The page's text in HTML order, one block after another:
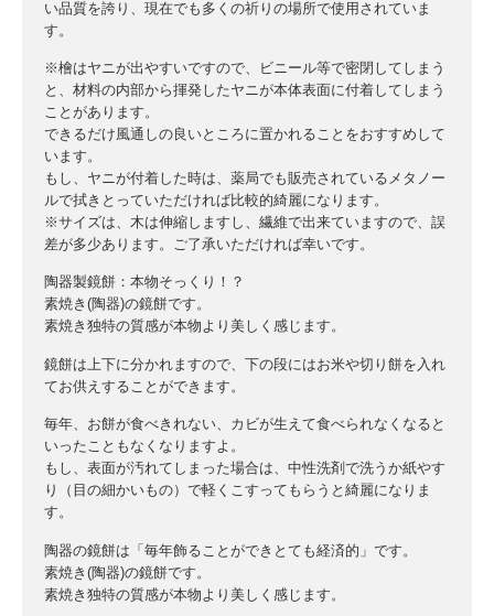
い品質を誇り、現在でも多くの祈りの場所で使用されていま
す。
※檜はヤニが出やすいですので、ビニール等で密閉してしまう
と、材料の内部から揮発したヤニが本体表面に付着してしまう
ことがあります。
できるだけ風通しの良いところに置かれることをおすすめして
います。
もし、ヤニが付着した時は、薬局でも販売されているメタノー
ルで拭きとっていただければ比較的綺麗になります。
※サイズは、木は伸縮しますし、繊維で出来ていますので、誤
差が多少あります。ご了承いただければ幸いです。
陶器製鏡餅：本物そっくり！？
素焼き(陶器)の鏡餅です。
素焼き独特の質感が本物より美しく感じます。
鏡餅は上下に分かれますので、下の段にはお米や切り餅を入れ
てお供えすることができます。
毎年、お餅が食べきれない、カビが生えて食べられなくなると
いったこともなくなりますよ。
もし、表面が汚れてしまった場合は、中性洗剤で洗うか紙やす
り（目の細かいもの）で軽くこすってもらうと綺麗になりま
す。
陶器の鏡餅は「毎年飾ることができとても経済的」です。
素焼き(陶器)の鏡餅です。
素焼き独特の質感が本物より美しく感じます。